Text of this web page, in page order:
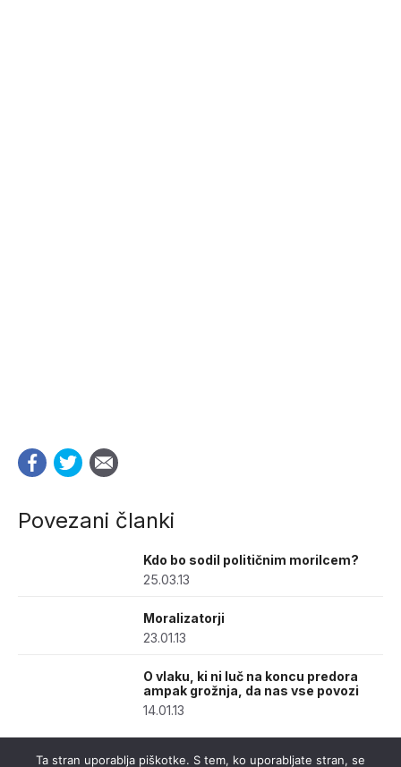
Povezani članki
Kdo bo sodil političnim morilcem?
25.03.13
Moralizatorji
23.01.13
O vlaku, ki ni luč na koncu predora
ampak grožnja, da nas vse povozi
14.01.13
Ta stran uporablja piškotke. S tem, ko uporabljate stran, se